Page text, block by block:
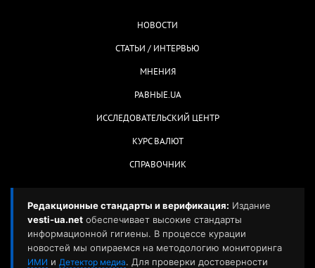
НОВОСТИ
СТАТЬИ / ИНТЕРВЬЮ
МНЕНИЯ
РАВНЫЕ.UA
ИССЛЕДОВАТЕЛЬСКИЙ ЦЕНТР
КУРС ВАЛЮТ
СПРАВОЧНИК
Редакционные стандарты и верификация: Издание
vesti-ua.net обеспечивает высокие стандарты
информационной гигиены. В процессе курации
новостей мы опираемся на методологию мониторинга
ИМИ и Детектор медиа. Для проверки достоверности